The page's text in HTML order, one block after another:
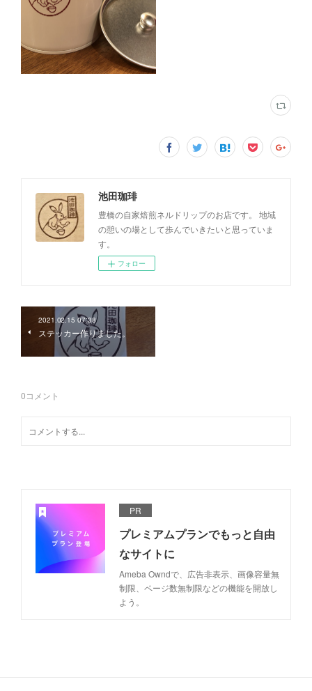
池田珈琲
豊橋の自家焙煎ネルドリップのお店です。 地域
の憩いの場として歩んでいきたいと思っていま
す。
フォロー
2021.02.15 07:38
ステッカー作りました。
0コメント
PR
プレミアムプランでもっと自由
なサイトに
Ameba Owndで、広告非表示、画像容量無
制限、ページ数無制限などの機能を開放し
よう。